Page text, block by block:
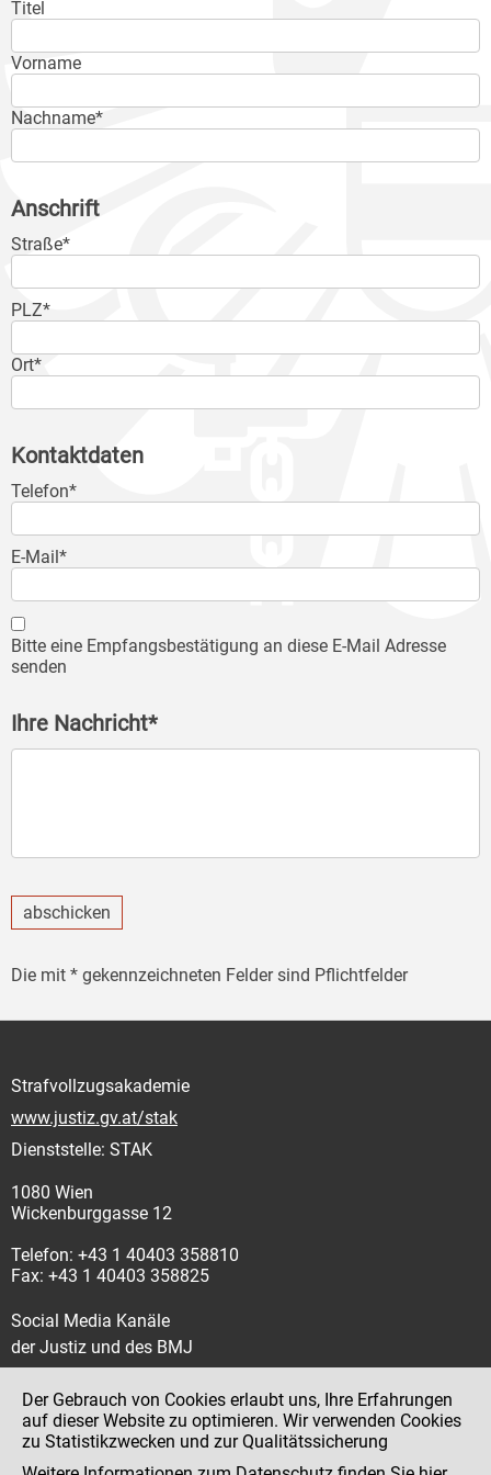
Titel
Vorname
Nachname*
Anschrift
Straße*
PLZ*
Ort*
Kontaktdaten
Telefon*
E-Mail*
Bitte eine Empfangsbestätigung an diese E-Mail Adresse
senden
Ihre Nachricht*
abschicken
Die mit * gekennzeichneten Felder sind Pflichtfelder
Strafvollzugsakademie
www.justiz.gv.at/stak
Dienststelle: STAK
1080 Wien
Wickenburggasse 12
Telefon: +43 1 40403 358810
Fax: +43 1 40403 358825
Social Media Kanäle
der Justiz und des BMJ
Impressum
Der Gebrauch von Cookies erlaubt uns, Ihre Erfahrungen
auf dieser Website zu optimieren. Wir verwenden Cookies
zu Statistikzwecken und zur Qualitätssicherung